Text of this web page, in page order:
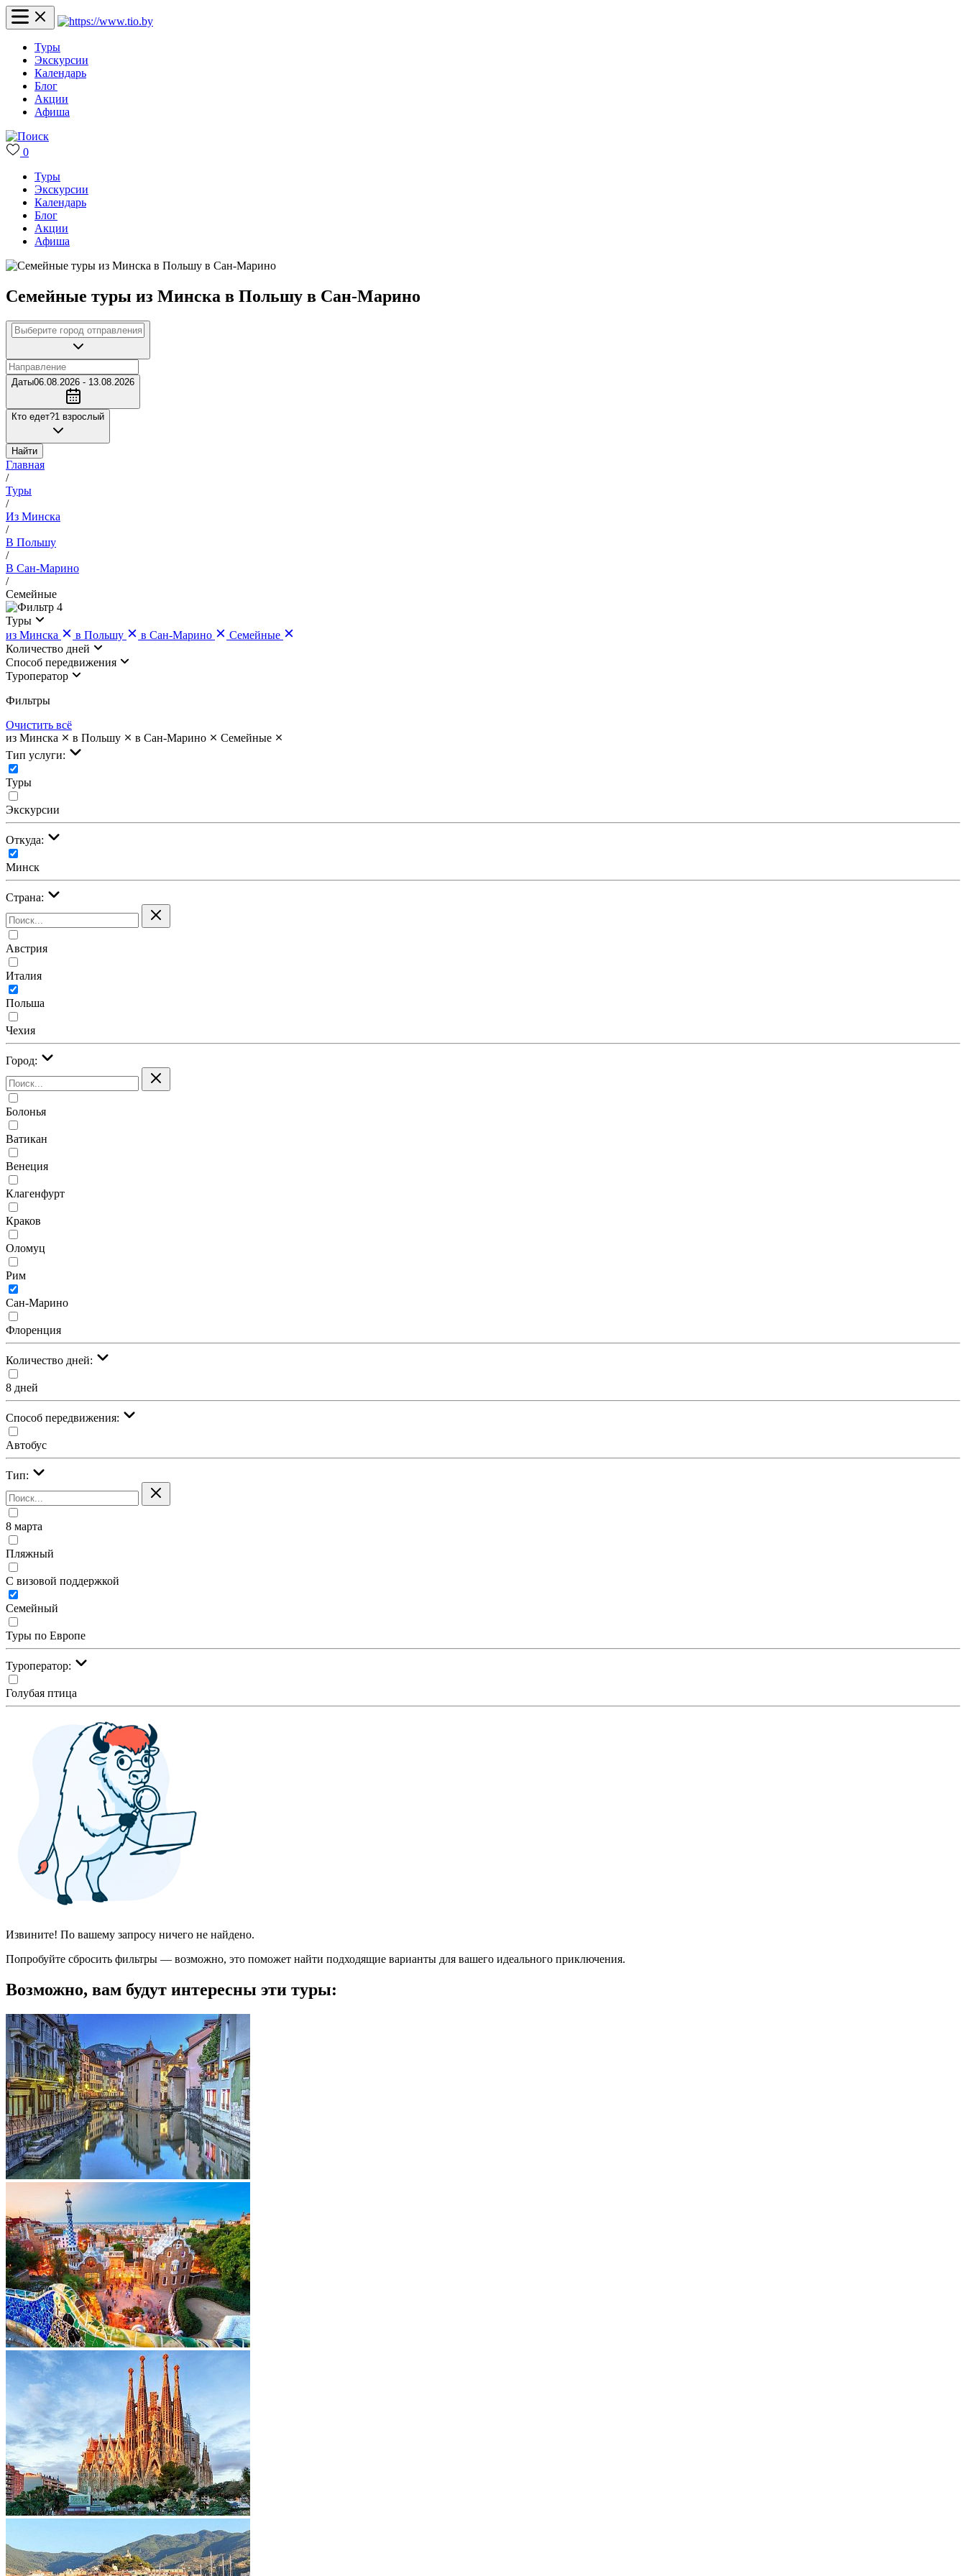
Туры
Экскурсии
Календарь
Блог
Акции
Афиша
0
Туры
Экскурсии
Календарь
Блог
Акции
Афиша
Семейные туры из Минска в Польшу в Сан-Марино
Даты06.08.2026 - 13.08.2026
Кто едет?1 взрослый
Найти
Главная
/
Туры
/
Из Минска
/
В Польшу
/
В Сан-Марино
/
Семейные
4
Туры
из Минска
в Польшу в Сан-Марино
Семейные
Количество дней
Cпособ передвижения
Туроператор
Фильтры
Очистить всё
из Минска
в Польшу в Сан-Марино
Семейные
Тип услуги:
Туры
Экскурсии
Откуда:
Минск
Страна:
Австрия
Италия
Польша
Чехия
Город:
Болонья
Ватикан
Венеция
Клагенфурт
Краков
Оломуц
Рим
Сан-Марино
Флоренция
Количество дней:
8 дней
Cпособ передвижения:
Автобус
Тип:
8 марта
Пляжный
С визовой поддержкой
Семейный
Туры по Европе
Туроператор:
Голубая птица
Извините! По вашему запросу ничего не найдено.
Попробуйте сбросить фильтры — возможно, это поможет найти подходящие варианты для вашего идеального приключения.
Возможно, вам будут интересны эти туры: